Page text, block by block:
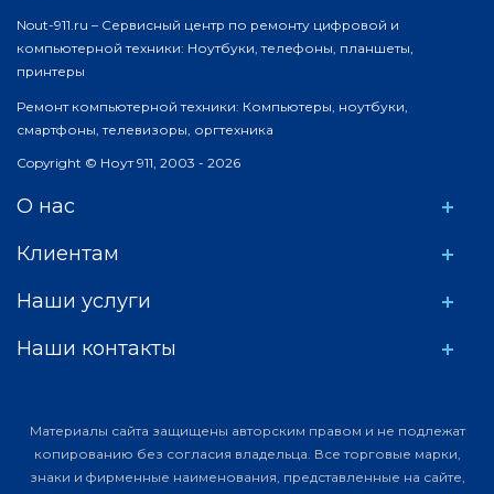
Nout-911.ru – Сервисный центр по ремонту цифровой и
компьютерной техники: Ноутбуки, телефоны, планшеты,
принтеры
Ремонт компьютерной техники: Компьютеры, ноутбуки,
смартфоны, телевизоры, оргтехника
Copyright © Ноут 911, 2003 - 2026
О нас
Клиентам
Наши услуги
Наши контакты
Материалы сайта защищены авторским правом и не подлежат
копированию без согласия владельца. Все торговые марки,
знаки и фирменные наименования, представленные на сайте,